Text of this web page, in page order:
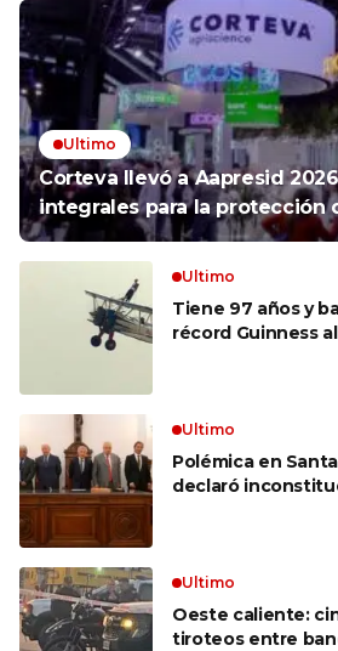
Ultimo
Corteva llevó a Aapresid
integrales para la protección
Ultimo
Tiene 97 años y
récord Guinness
puedo’ no existen
Ultimo
Polémica en
declaró
Ultimo
Oeste caliente:
tiroteos entre